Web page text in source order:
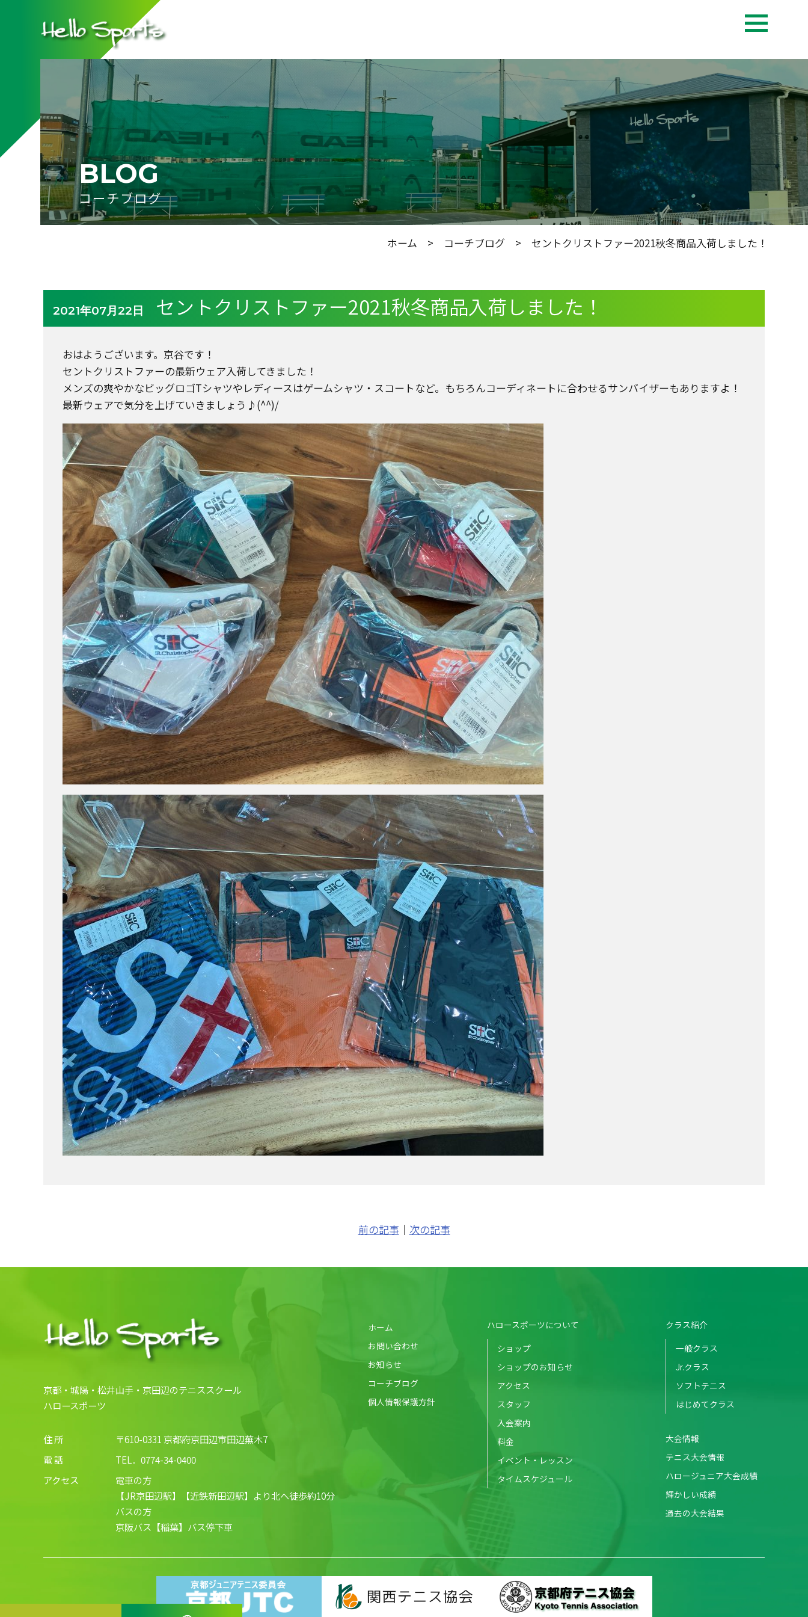
BLOG
コーチブログ
ホーム > コーチブログ > セントクリストファー2021秋冬商品入荷しました！
2021年07月22日 セントクリストファー2021秋冬商品入荷しました！
おはようございます。京谷です！
セントクリストファーの最新ウェア入荷してきました！
メンズの爽やかなビッグロゴTシャツやレディースはゲームシャツ・スコートなど。もちろんコーディネートに合わせるサンバイザーもありますよ！
最新ウェアで気分を上げていきましょう♪(^^)/
前の記事｜ 次の記事
京都・城陽・松井山手・京田辺のテニススクール
ハロースポーツ
住 所
〒610-0331 京都府京田辺市田辺蕪木7
電 話
TEL． 0774-34-0400
アクセス
電車の方
【JR京田辺駅】【近鉄新田辺駅】より北へ徒歩約10分
バスの方
京阪バス【稲葉】バス停下車
ホーム
お問い合わせ
お知らせ
コーチブログ
個人情報保護方針
ハロースポーツについて
ショップ
ショップのお知らせ
アクセス
スタッフ
入会案内
料金
イベント・レッスン
タイムスケジュール
クラス紹介
一般クラス
Jr.クラス
ソフトテニス
はじめてクラス
大会情報
テニス大会情報
ハロージュニア大会成績
輝かしい成績
過去の大会結果